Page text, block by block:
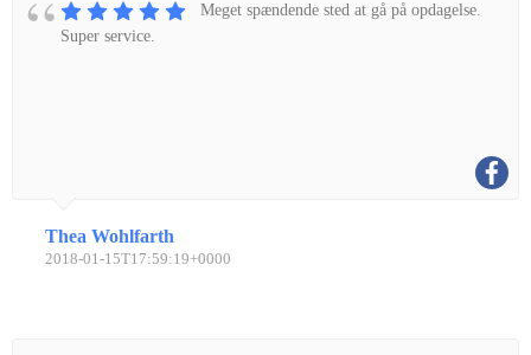
Meget spændende sted at gå på opdagelse.
Super service.
Thea Wohlfarth
2018-01-15T17:59:19+0000